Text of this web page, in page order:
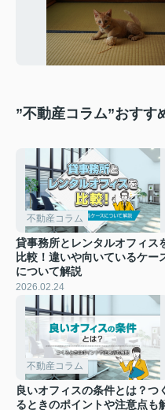
”不動産コラム”おすす
不動産コラム
貸事務所とレンタルオフィス
比較！違いや向いているケー
について解説
2026.02.24
不動産コラム
良いオフィスの条件とは？つ
るときのポイントや注意点も